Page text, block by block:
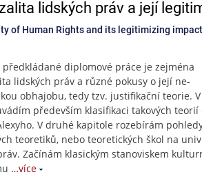
lidských práv a její
of Human Rights and its legitimizing
předkládané diplomové práce je zejména
lidských práv a různé pokusy o její ne-
obhajobu, tedy tzv. justifikační teorie.
především klasifikaci takových teorií
V druhé kapitole rozebírám
teoretiků, nebo teoretických škol na
Začínám klasickým stanoviskem
…více